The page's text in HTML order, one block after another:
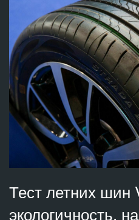
Тест летних шин
экологичность,